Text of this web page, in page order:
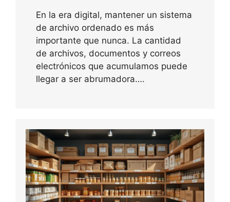
En la era digital, mantener un sistema
de archivo ordenado es más
importante que nunca. La cantidad
de archivos, documentos y correos
electrónicos que acumulamos puede
llegar a ser abrumadora….